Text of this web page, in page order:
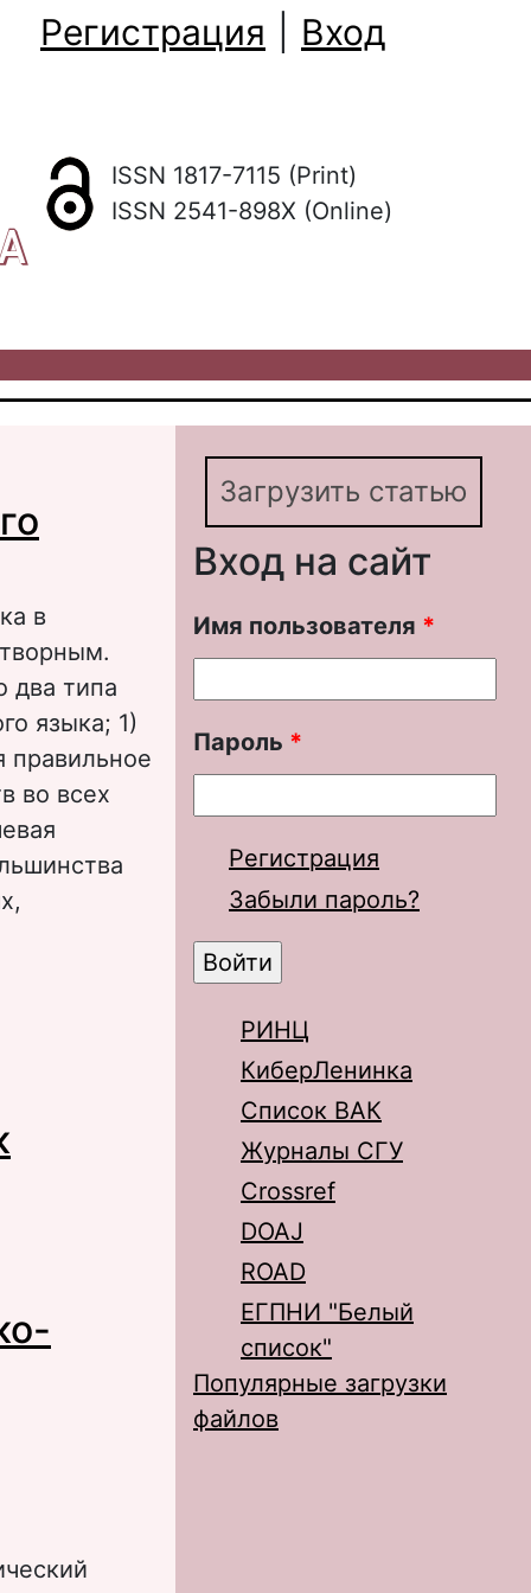
Регистрация Вход
ISSN 1817-7115 (Print)
ISSN 2541-898X (Online)
в
два типа
языка; 1)
правильное
во всех
Загрузить статью
Вход на сайт
Имя пользователя *
Пароль *
Регистрация
Забыли пароль?
РИНЦ
КиберЛенинка
Список ВАК
Журналы СГУ
Crossref
DOAJ
ROAD
ЕГПНИ "Белый
список"
Популярные загрузки
файлов